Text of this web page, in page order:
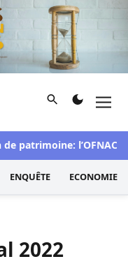
et d'investigation
Rechercher
patrimoine: l’OFNAC
ENQUÊTE ECONOMIE
2022